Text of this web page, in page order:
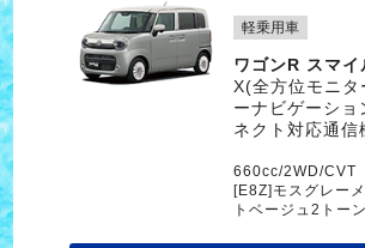
軽乗用車
ワゴンR スマイ
X(全方位モニタ
ーナビゲーショ
ネクト対応通信
660cc/2WD/CVT
[E8Z]モスグレー
トベージュ2トー